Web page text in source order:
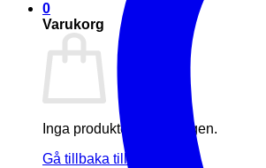
0
Varukorg
Inga produkter i varukorgen.
Gå tillbaka till butiken